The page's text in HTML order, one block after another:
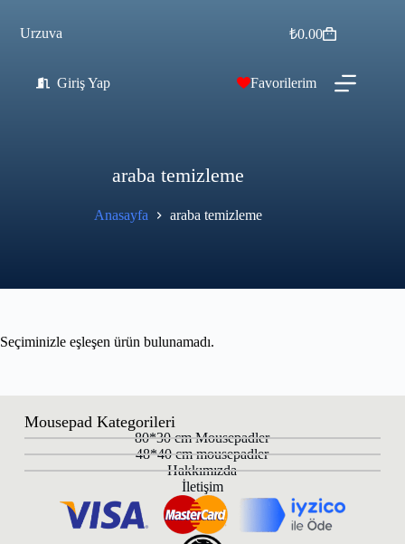
Urzuva ₺0.00
Giriş Yap Favorilerim
araba temizleme
Anasayfa araba temizleme
Seçiminizle eşleşen ürün bulunamadı.
Mousepad Kategorileri
80*30 cm Mousepadler
48*40 cm mousepadler
Hakkımızda
İletişim